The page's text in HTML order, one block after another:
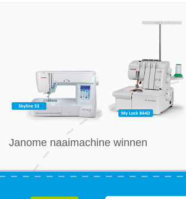
Janome naaimachine winnen